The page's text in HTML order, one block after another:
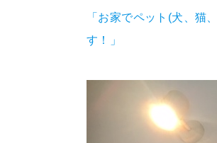
「お家でペット(犬、猫
す！」